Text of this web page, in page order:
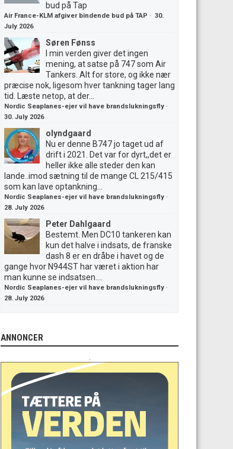
bud på Tap
Air France-KLM afgiver bindende bud på TAP · 30.
July 2026
Søren Fønss
I min verden giver det ingen
mening, at satse på 747 som Air
Tankers. Alt for store, og ikke nær
præcise nok, ligesom hver tankning tager lang
tid. Læste netop, at der...
Nordic Seaplanes-ejer vil have brandslukningsfly ·
30. July 2026
olyndgaard
Nu er denne B747 jo taget ud af
drift i 2021. Det var for dyrt,,det er
heller ikke alle steder den kan
lande..imod sætning til de mange CL 215/415
som kan lave optankning...
Nordic Seaplanes-ejer vil have brandslukningsfly ·
28. July 2026
Peter Dahlgaard
Bestemt. Men DC10 tankeren kan
kun det halve i indsats, de franske
dash 8 er en dråbe i havet og de
gange hvor N944ST har været i aktion har
man kunne se indsatsen....
Nordic Seaplanes-ejer vil have brandslukningsfly ·
28. July 2026
ANNONCER